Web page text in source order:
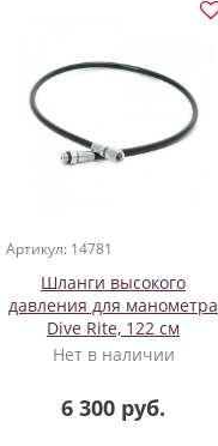
Артикул: 14781
Шланги высокого
давления для манометра
Dive Rite, 122 см
Нет в наличии
6 300 руб.